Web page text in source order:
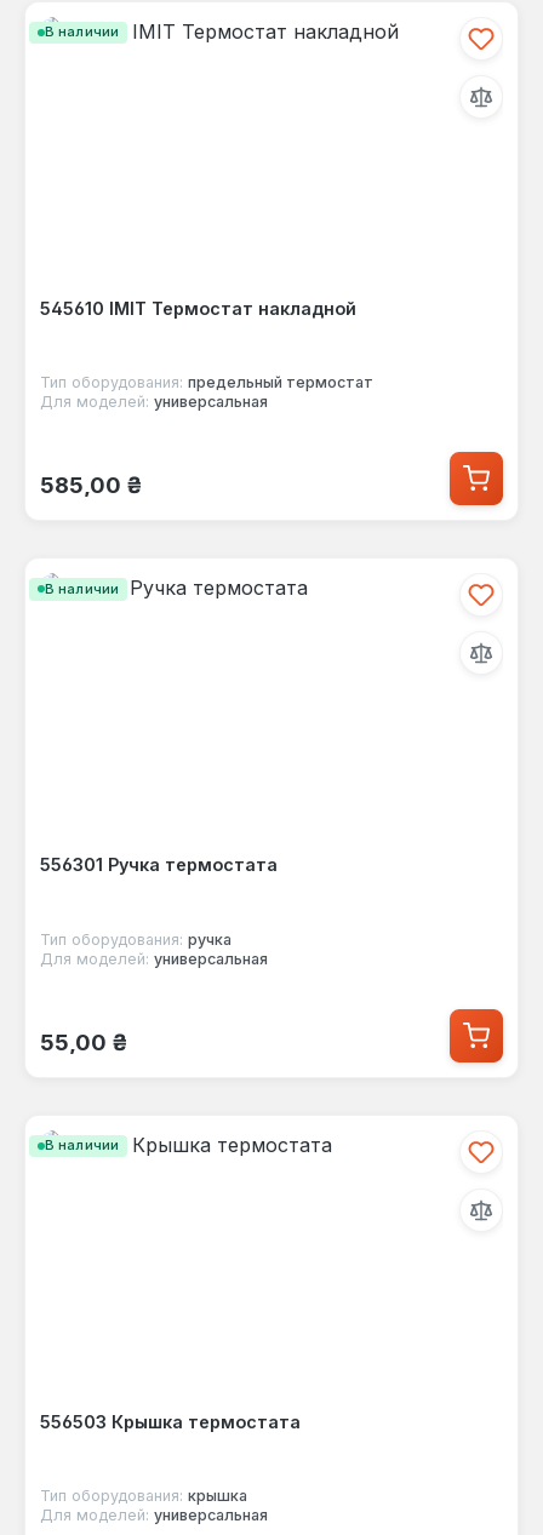
В наличии
545610 IMIT Термостат накладной
Тип оборудования: предельный термостат
Для моделей: универсальная
Обычная цена:
585,00 ₴
В наличии
556301 Ручка термостата
Тип оборудования: ручка
Для моделей: универсальная
Обычная цена:
55,00 ₴
В наличии
556503 Крышка термостата
Тип оборудования: крышка
Для моделей: универсальная